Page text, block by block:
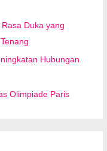
Duka yang
Hubungan
Olimpiade Paris